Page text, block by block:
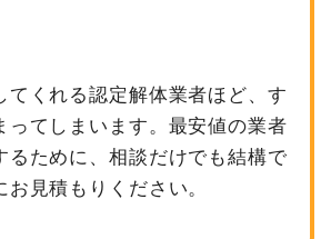
てくれる認定解体業者ほど、す
ってしまいます。最安値の業者
るために、相談だけでも結構で
見積もりください。